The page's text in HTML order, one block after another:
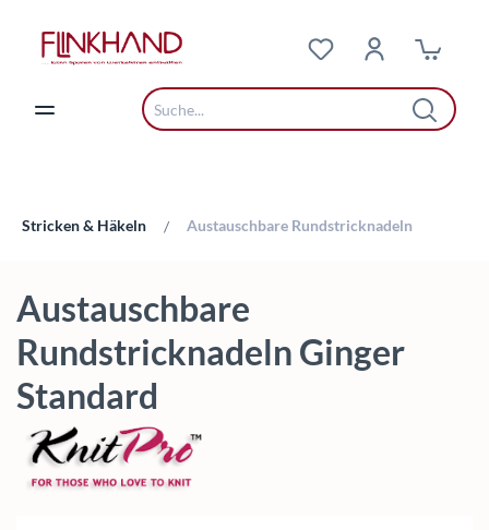
Stricken & Häkeln / Austauschbare Rundstricknadeln
Austauschbare
Rundstricknadeln Ginger
Standard